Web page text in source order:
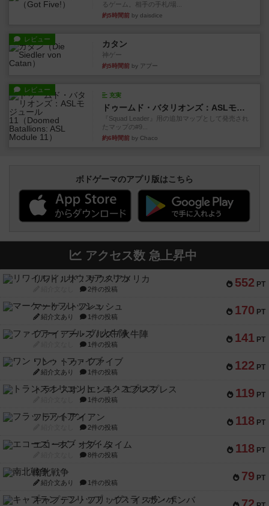
るゲーム。相手の手札/場...
約5時間前 by daisdice
レビュー カタン
神ゲー
約5時間前 by アプー
レビュー
充実
ドゥームド・バタリオンズ：ASLモジュール11
『Squad Leader』用の追加マップとして発売され
たマップの#9...
約6時間前 by Chaco
ボドゲーマのアプリ版はこちら
アクセス数 急上昇中
552 PT
リワイルド：サウスアメリカ
2件の投稿
170 PT
マーケットフレッシュ
紹介文あり 1件の投稿
141 PT
ファイアー・ブルズ / 火牛陣
1件の投稿
122 PT
ワン・トゥ・ファイブ
紹介文あり 1件の投稿
119 PT
トランスオリエント・エクスプレス
1件の投稿
118 PT
フラットアイアン
2件の投稿
118 PT
エコーズ・オブ・タイム
8件の投稿
79 PT
南北戦争
紹介文あり 1件の投稿
キャプテン・フリップ：イスラ・ボンバ